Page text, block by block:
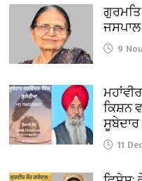
9
ਕਿਸ਼ਨ
11